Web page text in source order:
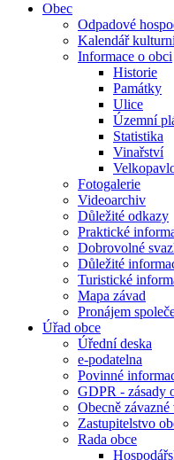
Obec
Odpadové
Kalendář
Informace o obci
Historie
Památky
Ulice
Územní
Statistika
Vinařství
Fotogalerie
Videoarchiv
Důležité odkazy
Praktické
Dobrovolné
Důležité
Turistické
Mapa závad
Pronájem
Úřad obce
Úřední deska
e-podatelna
Povinné
GDPR - zásady
Obecně
Zastupitelstvo
Rada obce